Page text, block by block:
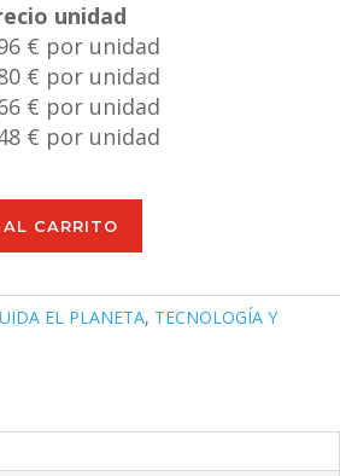
unidad
€ por unidad
€ por unidad
€ por unidad
€ por unidad
CARRITO
EL PLANETA, TECNOLOGÍA Y